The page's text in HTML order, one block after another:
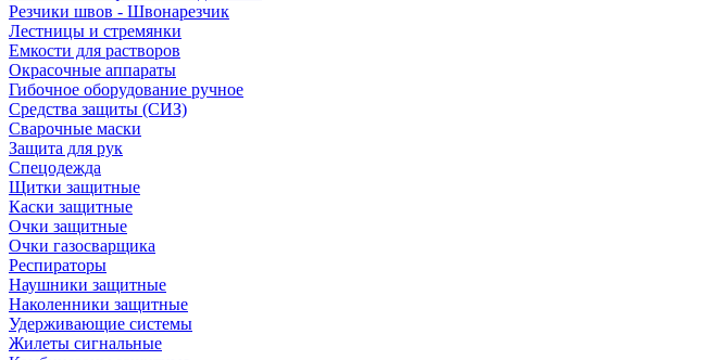
Резчики швов - Швонарезчик
Лестницы и стремянки
Емкости для растворов
Окрасочные аппараты
Гибочное оборудование ручное
Средства защиты (СИЗ)
Сварочные маски
Защита для рук
Спецодежда
Щитки защитные
Каски защитные
Очки защитные
Очки газосварщика
Респираторы
Наушники защитные
Наколенники защитные
Удерживающие системы
Жилеты сигнальные